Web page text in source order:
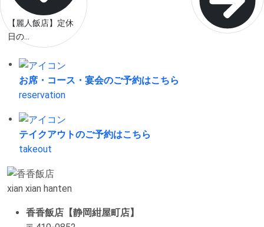
【麗人飯店】定休
日の...
お席・コース・宴会のご予約はこちら
reservation
テイクアウトのご予約はこちら
takeout
xian xian hanten
香香飯店【静岡紺屋町店】